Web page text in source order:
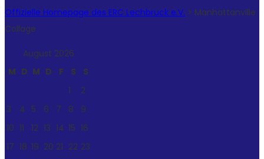
Offizielle Homepage des ERC Lechbruck e.V. > Manhattanville
Collage
August 2026
M D M D F S
S
1
2
3
4 5 6 7 8
9
10 11 12 13 14 15 16
17 18 19 20 21 22 23